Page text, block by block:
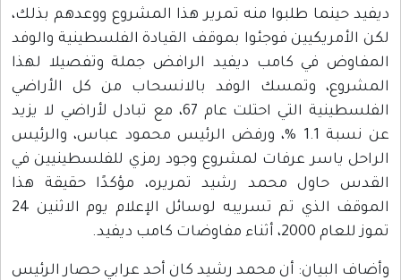
ديفيد حينما طلبوا منه تمرير هذا المشروع ووعدهم بذلك،
لكن الأمريكيين فوجئوا بموقف القيادة الفلسطينية والوفد
المفاوض في كامب ديفيد الرافض جملة وتفصيلا لهذا
المشروع، وتمسك الوفد بالانسحاب من كل الأراضي
الفلسطينية التي احتلت عام 67، مع تبادل لأراضي لا يزيد
عن نسبة 1.1 %، ورفض الرئيس محمود عباس، والرئيس
الراحل ياسر عرفات لمشروع وجود رمزي للفلسطينيين في
القدس حاول محمد رشيد تمريره، مؤكدًا حقيقة هذا
الموقف الذي تم تسريبه لوسائل الإعلام يوم الاثنين 24
تموز للعام 2000، أثناء مفاوضات كامب ديفيد.
وأضاف البيان: أن محمد رشيد كان أحد عرابي حصار الرئيس